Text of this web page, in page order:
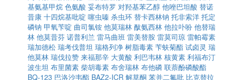
基氨基甲烷 色氨酸 妥布特罗 对羟基苯乙醇 他唑巴坦酸 替诺
昔康 十四烷基吡啶 噻虫嗪 杀虫环 替卡西林钠 托非索洋 托定
磷钠 甲氧苄啶 曲司氯铵 他莫瑞林 酞氨西林 他拉卟吩 他替瑞
林 他莫昔芬 诺普利兰 雷马曲班 雷美替胺 雷莫司琼 雷帕霉素
瑞加德松 瑞考伐普坦 瑞格列净 树脂毒素 苄蚨菊酯 试卤灵 瑞
他莫林 瑞伐拉赞 来福那辛 大黄酸 利巴韦林 核黄素 利福布汀
波生坦 布里菌素 柴胡毒素 布舍瑞林 布他磷 联萘酚磷酸酯
BQ-123 巴洛沙韦酯 BAZ2-ICR 解草酮 苯并二氟吡 比克替拉